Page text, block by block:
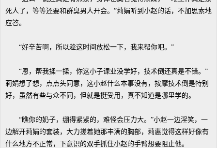
死人了，等等还要和群臭男人开会。”莉娟听到小赵的话，不加思索地
应答。
“好辛苦啊，所以趁这时间放松一下，我来帮你吧。”
“恩，帮我揉一揉，你这小子课业没学好，技术倒还真是不错。”
莉娟想了想，点点头同意，这小赵什么本事没有，按摩技术倒是特别
好，虽然有些与众不同，但就是挺受用，真不知道是哪里学的。
“瞧你的奶子，绷得紧紧的，难怪会压力大。”小赵一边淫笑，一
边解开莉娟的套装，大力搓着她那丰满的胸部，莉惠觉得这样好像有
什么地方不正常，下意识的双手抓住小赵的手臂想要阻止他。